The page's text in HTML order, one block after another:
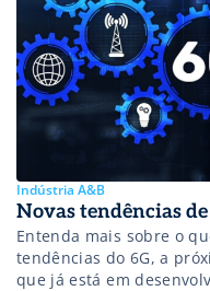
Indústria A&B
Novas tendências
Entenda mais sobre o
tendências do 6G, a
que já está em